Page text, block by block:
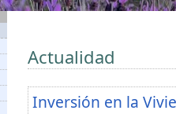
Actualidad
Inversión en la